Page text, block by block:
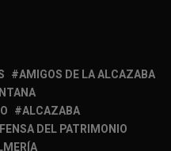
AMIGOS DE LA ALCAZABA
ALCAZABA
DEL PATRIMONIO